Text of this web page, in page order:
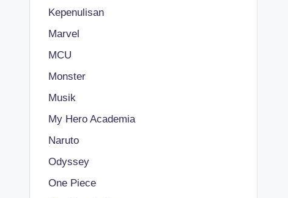
Kepenulisan
Marvel
MCU
Monster
Musik
My Hero Academia
Naruto
Odyssey
One Piece